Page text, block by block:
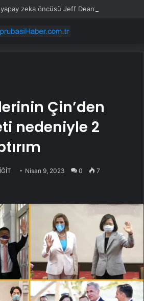
Çin’den
nedeniyle 2
Nisan 9, 2023 0 7